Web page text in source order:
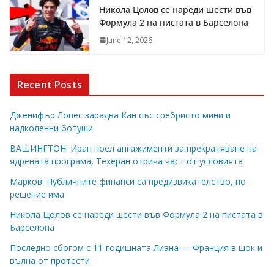
Никола Цолов се нареди шести във
Формула 2 на пистата в Барселона
June 12, 2026
Recent Posts
Дженифър Лопес зарадва Кан със сребристо мини и
надколенни ботуши
ВАШИНГТОН: Иран поел ангажименти за прекратяване на
ядрената програма, Техеран отрича част от условията
Марков: Публичните финанси са предизвикателство, но
решение има
Никола Цолов се нареди шести във Формула 2 на пистата в
Барселона
Последно сбогом с 11-годишната Лиана — Франция в шок и
вълна от протести